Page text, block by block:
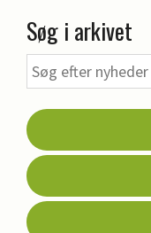
Søg i arkivet